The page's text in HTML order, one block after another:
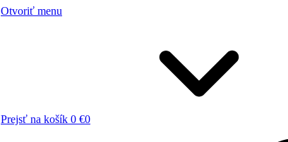
Otvoriť menu
Prejsť na košík 0 €0